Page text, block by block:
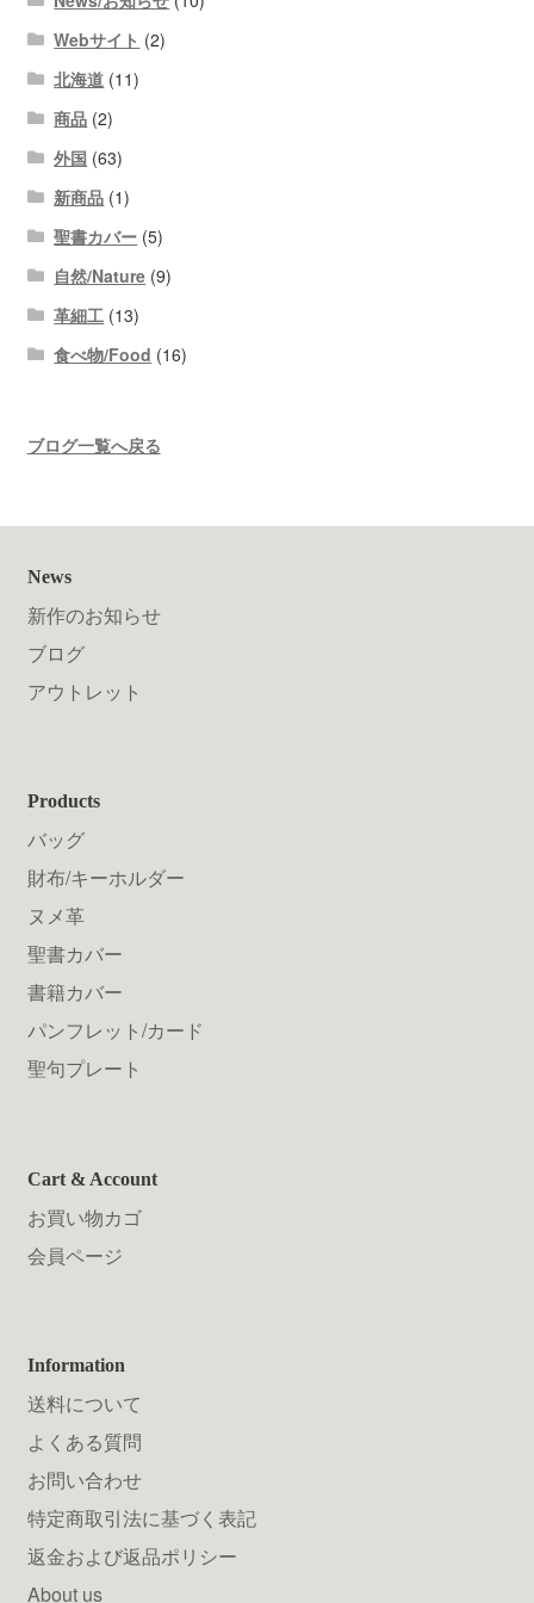
Webサイト (2)
北海道 (11)
商品 (2)
外国 (63)
新商品 (1)
聖書カバー (5)
自然/Nature (9)
革細工 (13)
食べ物/Food (16)
ブログ一覧へ戻る
News
新作のお知らせ
ブログ
アウトレット
Products
バッグ
財布/キーホルダー
ヌメ革
聖書カバー
書籍カバー
パンフレット/カード
聖句プレート
Cart & Account
お買い物カゴ
会員ページ
Information
送料について
よくある質問
お問い合わせ
特定商取引法に基づく表記
返金および返品ポリシー
About us